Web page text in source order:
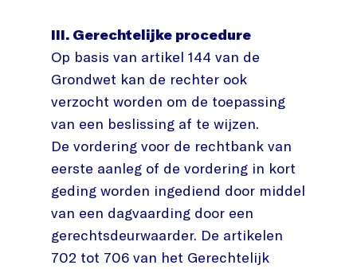
III. Gerechtelijke procedure
Op basis van artikel 144 van de
Grondwet kan de rechter ook
verzocht worden om de toepassing
van een beslissing af te wijzen.
De vordering voor de rechtbank van
eerste aanleg of de vordering in kort
geding worden ingediend door middel
van een dagvaarding door een
gerechtsdeurwaarder. De artikelen
702 tot 706 van het Gerechtelijk